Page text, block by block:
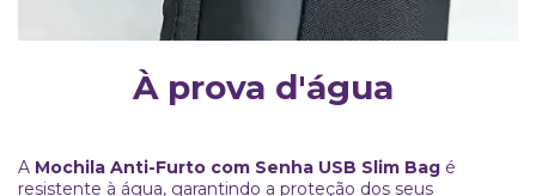
À prova d'água
A Mochila Anti-Furto com Senha USB Slim Bag é
resistente à água, garantindo a proteção dos seus